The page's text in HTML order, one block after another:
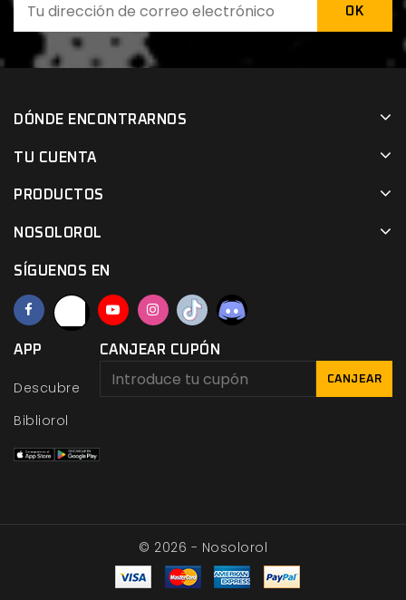
DÓNDE ENCONTRARNOS
TU CUENTA
PRODUCTOS
NOSOLOROL
SÍGUENOS EN
APP
Descubre
Bibliorol
CANJEAR CUPÓN
CANJEAR
© 2026 - Nosolorol